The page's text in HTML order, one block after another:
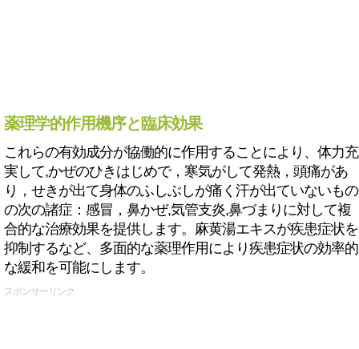
薬理学的作用機序と臨床効果
これらの有効成分が協働的に作用することにより、体力充
実して,かぜのひきはじめで，寒気がして発熱，頭痛があ
り，せきが出て身体のふしぶしが痛く汗が出ていないもの
の次の諸症：感冒，鼻かぜ,気管支炎,鼻づまりに対して複
合的な治療効果を提供します。麻黄湯エキスが疾患症状を
抑制するなど、多面的な薬理作用により疾患症状の効率的
な緩和を可能にします。
スポンサーリンク